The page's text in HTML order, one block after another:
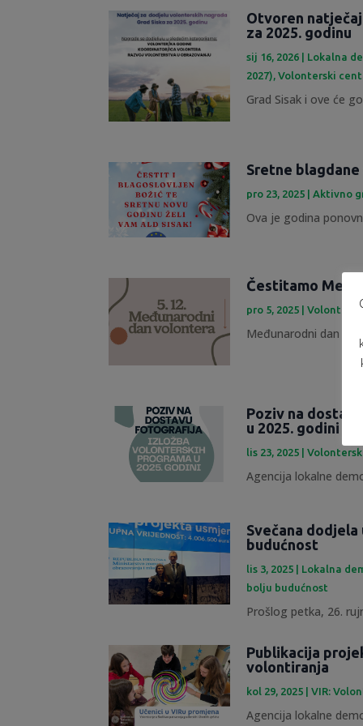
Otvoren
za 2025. godinu
sij 16, 2026 | Lokalna
2027) ,Volonterski
Grad Sisak i ove će
Sretne blagdane
pro 23, 2025 | Aktivno
Ova je godina
Čestitamo
pro 5, 2025 |
Međunarodni dan
Poziv na
u 2025. godini
lis 23, 2025 |
Agencija lokalne
Svečana
budućnost
lis 3, 2025 | Lokalna
bolju budućnost
Prošlog petka, 26.
Publikacija
volontiranja
kol 29, 2025 |VIR:
Agencija lokalne